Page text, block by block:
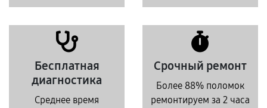
Бесплатная
диагностика
Среднее время
Срочный ремонт
Более 88% поломок
ремонтируем за 2 часа